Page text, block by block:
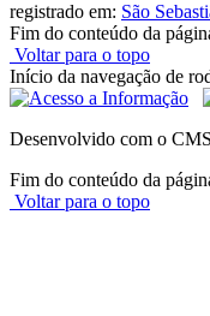
registrado em: São
Fim do conteúdo da
Voltar para o topo
Início da navegação de
Desenvolvido com o
Fim do conteúdo da
Voltar para o topo